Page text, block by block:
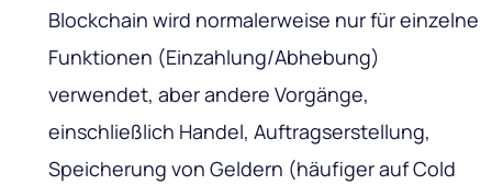
Blockchain wird normalerweise nur für einzelne
Funktionen (Einzahlung/Abhebung)
verwendet, aber andere Vorgänge,
einschließlich Handel, Auftragserstellung,
Speicherung von Geldern (häufiger auf Cold